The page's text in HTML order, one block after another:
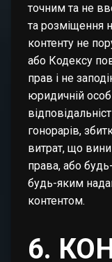
точним та не
та розміщення
контенту не
або Кодексу
прав і не
юридичній
гонорарів,
витрат, що
права, або
будь-яким
контентом.
6.